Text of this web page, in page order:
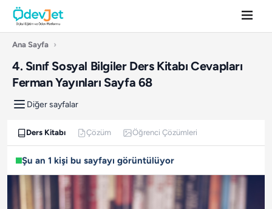
Ana Sayfa ›
4. Sınıf Sosyal Bilgiler Ders Kitabı Cevapları
Ferman Yayınları Sayfa 68
Diğer sayfalar
Ders Kitabı Çözüm Öğrenci Çözümleri
Şu an 1 kişi bu sayfayı görüntülüyor